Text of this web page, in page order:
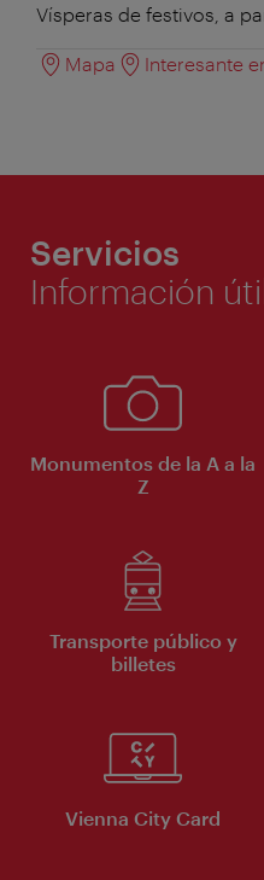
Vísperas de festivos, a
Mapa Interesante
Servicios
Información
Monumentos de la A a la
Z
Transporte público y
billetes
Vienna City Card